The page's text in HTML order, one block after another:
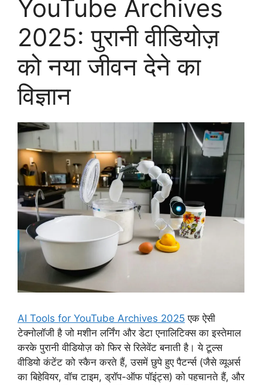
YouTube Archives
2025: पुरानी वीडियोज़
को नया जीवन देने का
विज्ञान
AI Tools for YouTube Archives 2025 एक ऐसी
टेक्नोलॉजी है जो मशीन लर्निंग और डेटा एनालिटिक्स का इस्तेमाल
करके पुरानी वीडियोज़ को फिर से रिलेवेंट बनाती है। ये टूल्स
वीडियो कंटेंट को स्कैन करते हैं, उसमें छुपे हुए पैटर्न्स (जैसे व्यूअर्स
का बिहेवियर, वॉच टाइम, ड्रॉप-ऑफ पॉइंट्स) को पहचानते हैं, और